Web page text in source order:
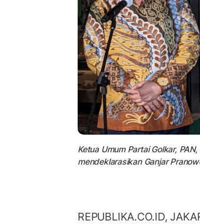
Ketua Umum Partai Golkar,
mendeklarasikan Ganjar
REPUBLIKA.CO.ID,